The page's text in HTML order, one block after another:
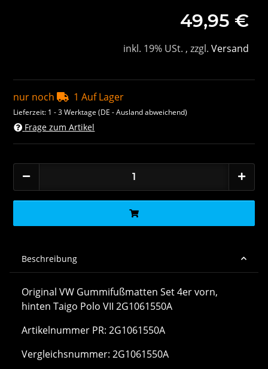
49,95 €
inkl. 19% USt. , zzgl. Versand
nur noch 1 Auf Lager
Lieferzeit: 1 - 3 Werktage(DE - Ausland abweichend)
Frage zum Artikel
Beschreibung
Original VW Gummifußmatten Set 4er vorn,
hinten Taigo Polo VII 2G1061550A
Artikelnummer PR: 2G1061550A
Vergleichsnummer: 2G1061550A